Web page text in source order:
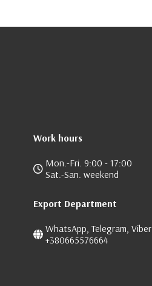
Work hours
Mon.-Fri. 9:00 - 17:00
Sat.-San. weekend
Export Department
WhatsApp, Telegram, Viber
+380665576664